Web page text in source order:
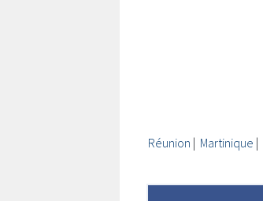
Réunion | Martinique |